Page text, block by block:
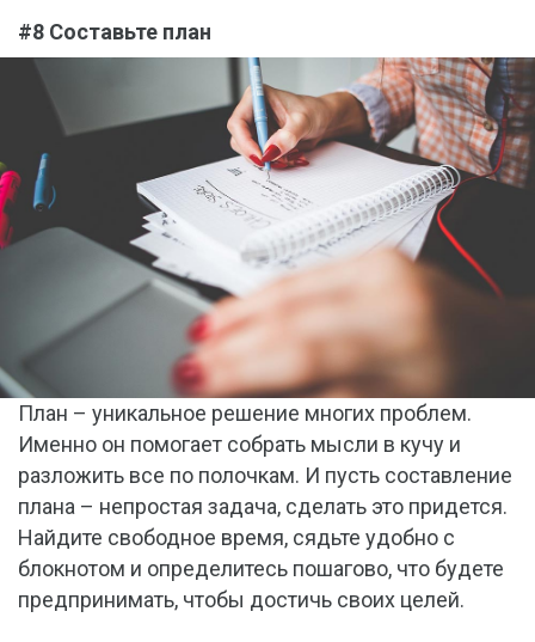
#8 Составьте план
План – уникальное решение многих проблем.
Именно он помогает собрать мысли в кучу и
разложить все по полочкам. И пусть составление
плана – непростая задача, сделать это придется.
Найдите свободное время, сядьте удобно с
блокнотом и определитесь пошагово, что будете
предпринимать, чтобы достичь своих целей.